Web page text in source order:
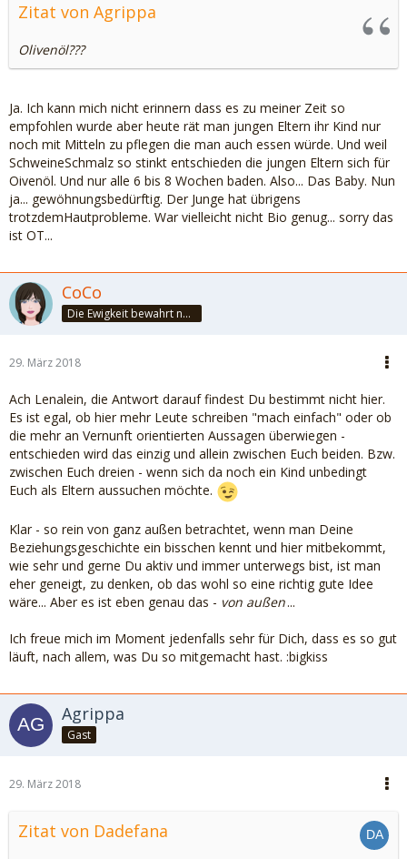
Zitat von Agrippa
Olivenöl???
Ja. Ich kann mich nicht erinnern dass es zu meiner Zeit so
empfohlen wurde aber heute rät man jungen Eltern ihr Kind nur
noch mit Mitteln zu pflegen die man auch essen würde. Und weil
SchweineSchmalz so stinkt entschieden die jungen Eltern sich für
Oivenöl. Und nur alle 6 bis 8 Wochen baden. Also... Das Baby. Nun
ja... gewöhnungsbedürftig. Der Junge hat übrigens
trotzdemHautprobleme. War vielleicht nicht Bio genug... sorry das
ist OT...
CoCo
Die Ewigkeit bewahrt nur die Liebe, weil sie von gleicher Natur ist. ~Khalil Gibran~
29. März 2018
Ach Lenalein, die Antwort darauf findest Du bestimmt nicht hier.
Es ist egal, ob hier mehr Leute schreiben "mach einfach" oder ob
die mehr an Vernunft orientierten Aussagen überwiegen -
entschieden wird das einzig und allein zwischen Euch beiden. Bzw.
zwischen Euch dreien - wenn sich da noch ein Kind unbedingt
Euch als Eltern aussuchen möchte.
Klar - so rein von ganz außen betrachtet, wenn man Deine
Beziehungsgeschichte ein bisschen kennt und hier mitbekommt,
wie sehr und gerne Du aktiv und immer unterwegs bist, ist man
eher geneigt, zu denken, ob das wohl so eine richtig gute Idee
wäre... Aber es ist eben genau das - von außen...
Ich freue mich im Moment jedenfalls sehr für Dich, dass es so gut
läuft, nach allem, was Du so mitgemacht hast. :bigkiss
Agrippa
Gast
29. März 2018
Zitat von Dadefana